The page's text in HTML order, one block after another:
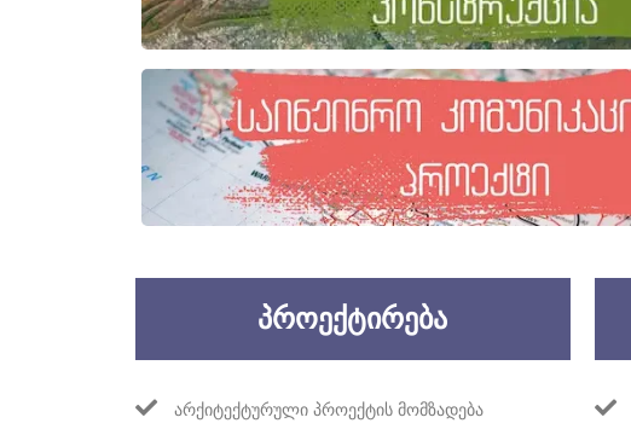
ᲞᲠᲝᲔᲥᲢᲘᲠᲔᲑᲐ
ᲐᲠᲥᲘᲢᲔᲥᲢᲣᲠᲣᲚᲘ ᲞᲠᲝᲔᲥᲢᲘᲡ ᲛᲝᲛᲖᲐᲓᲔᲑᲐ